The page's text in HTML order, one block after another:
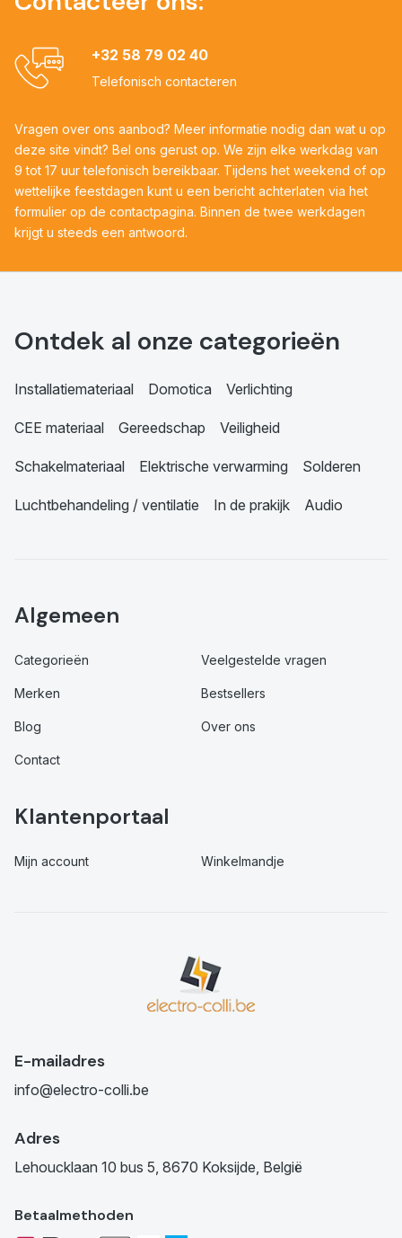
+32 58 79 02 40
Telefonisch contacteren
Vragen over ons aanbod? Meer informatie nodig dan wat u op
deze site vindt? Bel ons gerust op. We zijn elke werkdag van
9 tot 17 uur telefonisch bereikbaar. Tijdens het weekend of op
wettelijke feestdagen kunt u een bericht achterlaten via het
formulier op de contactpagina. Binnen de twee werkdagen
krijgt u steeds een antwoord.
Ontdek al onze categorieën
Installatiemateriaal Domotica Verlichting
CEE materiaal Gereedschap Veiligheid
Schakelmateriaal Elektrische verwarming Solderen
Luchtbehandeling / ventilatie In de prakijk Audio
Algemeen
Categorieën Veelgestelde vragen
Merken Bestsellers
Blog Over ons
Contact
Klantenportaal
Mijn account Winkelmandje
E-mailadres
info@electro-colli.be
Adres
Lehoucklaan 10 bus 5, 8670 Koksijde, België
Betaalmethoden